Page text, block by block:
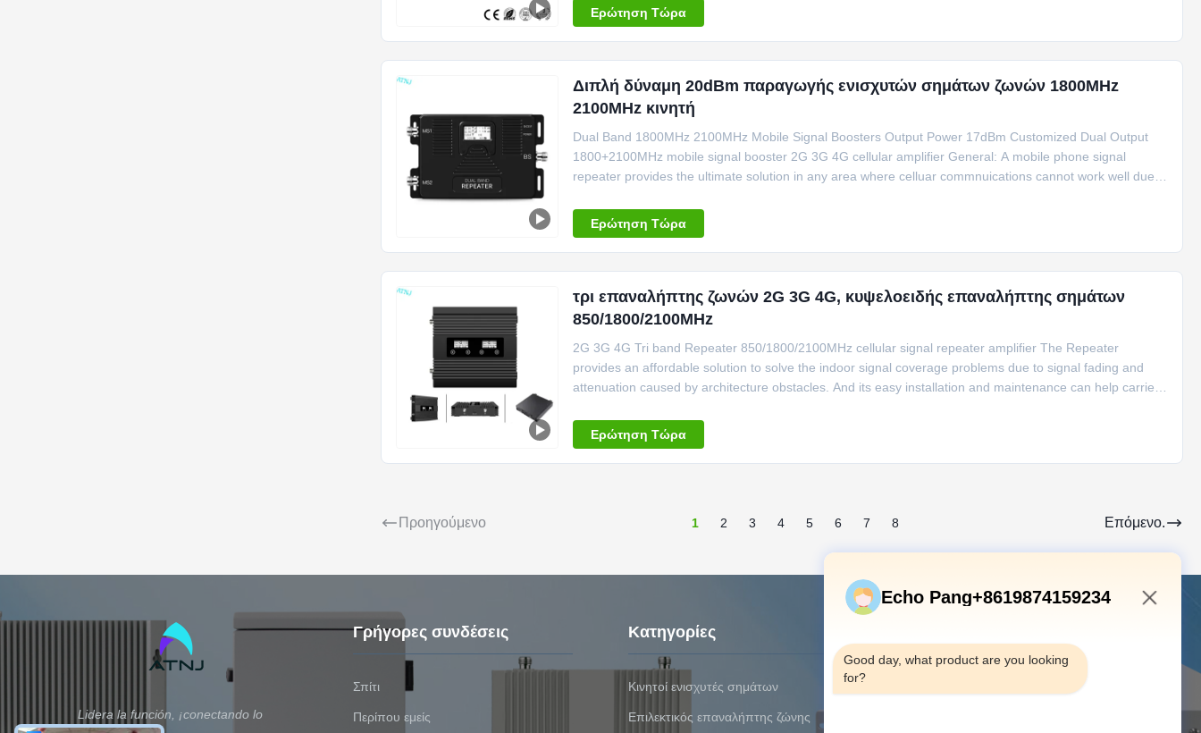
Ερώτηση Τώρα
Διπλή δύναμη 20dBm παραγωγής ενισχυτών σημάτων ζωνών 1800MHz
2100MHz κινητή
Dual Band 1800MHz 2100MHz Mobile Signal Boosters Output Power 17dBm Customized Dual Output
1800+2100MHz mobile signal booster 2G 3G 4G cellular amplifier General: A mobile phone signal
repeater provides the ultimate solution in any area where celluar commnuications cannot work well due
Ερώτηση Τώρα
τρι επαναλήπτης ζωνών 2G 3G 4G, κυψελοειδής επαναλήπτης σημάτων
850/1800/2100MHz
2G 3G 4G Tri band Repeater 850/1800/2100MHz cellular signal repeater amplifier The Repeater
provides an affordable solution to solve the indoor signal coverage problems due to signal fading and
attenuation caused by architecture obstacles. And its easy installation and maintenance can help carrier
Ερώτηση Τώρα
Προηγούμενο 1 2 3 4 5 6 7 8 Επόμενο.
Lidera la función, ¡conectando lo
Γρήγορες συνδέσεις
Σπίτι
Περίπου εμείς
Κατηγορίες
Κινητοί ενισχυτές σημάτων
Επιλεκτικός επαναλήπτης ζώνης
Πάτωμα 12, οικοδόμηση
Echo Pang+8619874159234
Good day, what product are you looking
for?